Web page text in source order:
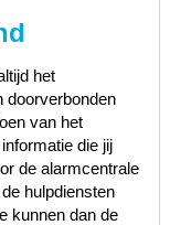
het
doorverbonden
van het
die jij
de alarmcentrale
hulpdiensten
kunnen dan de